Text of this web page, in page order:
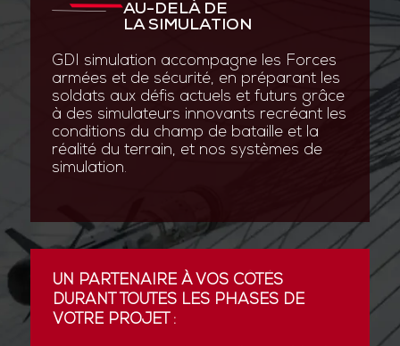
AU-DELÀ DE
LA SIMULATION
GDI simulation accompagne les Forces
armées et de sécurité, en préparant les
soldats aux défis actuels et futurs grâce
à des simulateurs innovants recréant les
conditions du champ de bataille et la
réalité du terrain, et nos systèmes de
simulation.
UN PARTENAIRE À VOS CÔTÉS
DURANT TOUTES LES PHASES DE
VOTRE PROJET :